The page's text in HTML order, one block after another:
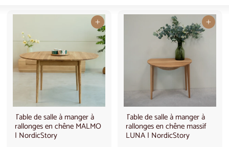
Ajouter au panier
Table de salle à manger à
rallonges en chêne MALMO
| NordicStory
Ajouter au panier
Table de salle à manger à
rallonges en chêne massif
LUNA | NordicStory